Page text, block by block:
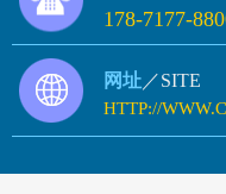
178-7177-
网址 ／SITE
HTTP://